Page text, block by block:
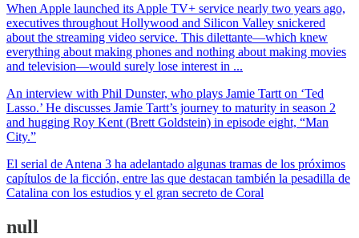
When Apple launched its Apple TV+ service nearly two years ago,
executives throughout Hollywood and Silicon Valley snickered
about the streaming video service. This dilettante—which knew
everything about making phones and nothing about making movies
and television—would surely lose interest in ...
An interview with Phil Dunster, who plays Jamie Tartt on ‘Ted
Lasso.’ He discusses Jamie Tartt’s journey to maturity in season 2
and hugging Roy Kent (Brett Goldstein) in episode eight, “Man
City.”
El serial de Antena 3 ha adelantado algunas tramas de los próximos
capítulos de la ficción, entre las que destacan también la pesadilla de
Catalina con los estudios y el gran secreto de Coral
null